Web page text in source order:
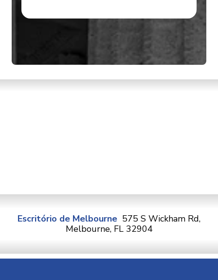
Escritório de Melbourne 575 S Wickham Rd,
Melbourne, FL 32904